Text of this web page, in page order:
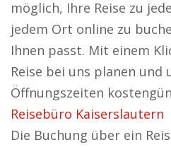
möglich, Ihre Reise zu
jedem Ort online zu
Ihnen passt. Mit einem
Reise bei uns planen und
Öffnungszeiten
Reisebüro Kaiserslautern
Die Buchung über ein